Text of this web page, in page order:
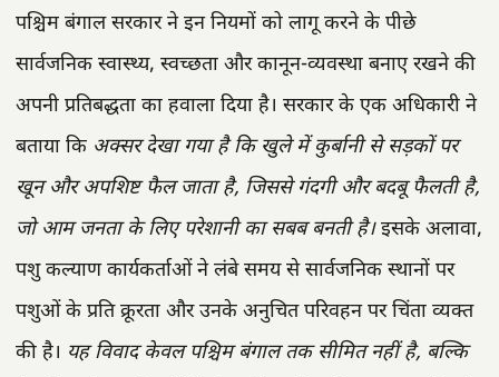
पश्चिम बंगाल सरकार ने इन नियमों को लागू करने के पीछे
सार्वजनिक स्वास्थ्य, स्वच्छता और कानून-व्यवस्था बनाए रखने की
अपनी प्रतिबद्धता का हवाला दिया है। सरकार के एक अधिकारी ने
बताया कि अक्सर देखा गया है कि खुले में कुर्बानी से सड़कों पर
खून और अपशिष्ट फैल जाता है, जिससे गंदगी और बदबू फैलती है,
जो आम जनता के लिए परेशानी का सबब बनती है।इसके अलावा,
पशु कल्याण कार्यकर्ताओं ने लंबे समय से सार्वजनिक स्थानों पर
पशुओं के प्रति क्रूरता और उनके अनुचित परिवहन पर चिंता व्यक्त
की है। यह विवाद केवल पश्चिम बंगाल तक सीमित नहीं है, बल्कि